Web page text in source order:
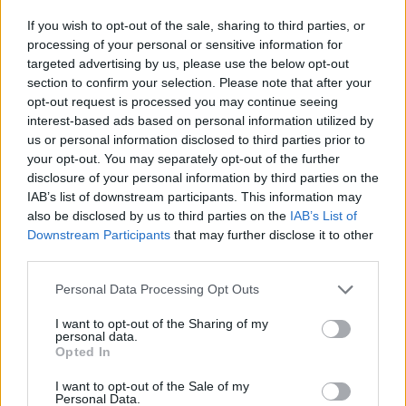
If you wish to opt-out of the sale, sharing to third parties, or
processing of your personal or sensitive information for
targeted advertising by us, please use the below opt-out
section to confirm your selection. Please note that after your
opt-out request is processed you may continue seeing
interest-based ads based on personal information utilized by
us or personal information disclosed to third parties prior to
your opt-out. You may separately opt-out of the further
disclosure of your personal information by third parties on the
IAB’s list of downstream participants. This information may
also be disclosed by us to third parties on the IAB’s List of
Downstream Participants that may further disclose it to other
Personal Data Processing Opt Outs
I want to opt-out of the Sharing of my
personal data.
Opted In
I want to opt-out of the Sale of my
Personal Data.
4.Malvina Visoka, i kompanisë “Malvina Visoka
PF”
HETIMI I SPAK:
“Gjatë hetimit janë evidentuar shkelje ligjore të
anëtarëve të njësisë së prokurimit dhe
komisionit të vlerësimit të ofertave,
shtetasit; Amarildo Lleshi, Mehmet
Qoshja, Altin Murto, Enkeleida Sallaku, Klara
Jahollari, Agim Sefa, Arjan Buliqi, Serafin
Skënderi, Ilir Kapaj, Dritan Laçi, Azem
Parllaku, Artur Koleci, Radion Dhromi, Blenard
Spaho, Tedi Proda, Erjola Kopali, Klea
Lekocaj, Etleva Shore, në bashkëpunim me
titullarin e autoritetit kontraktor,